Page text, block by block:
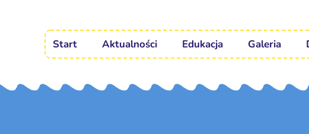
Start Aktualności Edukacja Galeria